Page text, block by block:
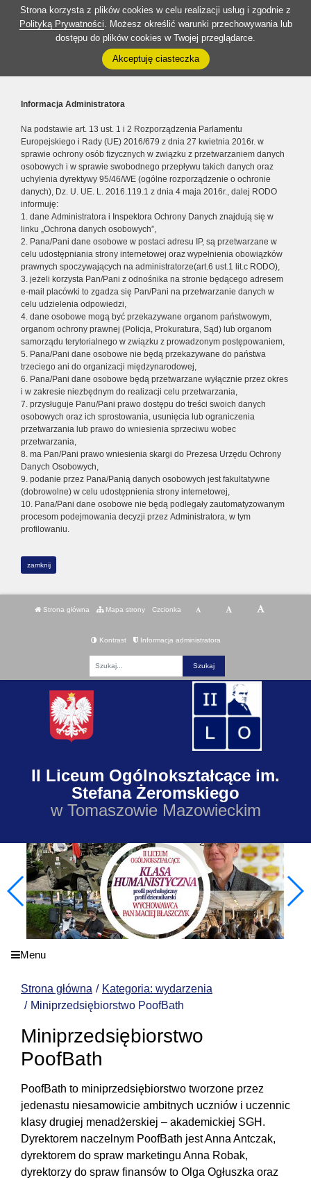
Strona korzysta z plików cookies w celu realizacji usług i zgodnie z
Polityką Prywatności. Możesz określić warunki przechowywania lub
dostępu do plików cookies w Twojej przeglądarce.
Akceptuję ciasteczka
Informacja Administratora
Na podstawie art. 13 ust. 1 i 2 Rozporządzenia Parlamentu
Europejskiego i Rady (UE) 2016/679 z dnia 27 kwietnia 2016r. w
sprawie ochrony osób fizycznych w związku z przetwarzaniem danych
osobowych i w sprawie swobodnego przepływu takich danych oraz
uchylenia dyrektywy 95/46/WE (ogólne rozporządzenie o ochronie
danych), Dz. U. UE. L. 2016.119.1 z dnia 4 maja 2016r., dalej RODO
informuję:
1. dane Administratora i Inspektora Ochrony Danych znajdują się w
linku „Ochrona danych osobowych”,
2. Pana/Pani dane osobowe w postaci adresu IP, są przetwarzane w
celu udostępniania strony internetowej oraz wypełnienia obowiązków
prawnych spoczywających na administratorze(art.6 ust.1 lit.c RODO),
3. jeżeli korzysta Pan/Pani z odnośnika na stronie będącego adresem
e-mail placówki to zgadza się Pan/Pani na przetwarzanie danych w
celu udzielenia odpowiedzi,
4. dane osobowe mogą być przekazywane organom państwowym,
organom ochrony prawnej (Policja, Prokuratura, Sąd) lub organom
samorządu terytorialnego w związku z prowadzonym postępowaniem,
5. Pana/Pani dane osobowe nie będą przekazywane do państwa
trzeciego ani do organizacji międzynarodowej,
6. Pana/Pani dane osobowe będą przetwarzane wyłącznie przez okres
i w zakresie niezbędnym do realizacji celu przetwarzania,
7. przysługuje Panu/Pani prawo dostępu do treści swoich danych
osobowych oraz ich sprostowania, usunięcia lub ograniczenia
przetwarzania lub prawo do wniesienia sprzeciwu wobec
przetwarzania,
8. ma Pan/Pani prawo wniesienia skargi do Prezesa Urzędu Ochrony
Danych Osobowych,
9. podanie przez Pana/Panią danych osobowych jest fakultatywne
(dobrowolne) w celu udostępnienia strony internetowej,
10. Pana/Pani dane osobowe nie będą podlegały zautomatyzowanym
procesom podejmowania decyzji przez Administratora, w tym
profilowaniu.
zamknij
Strona główna Mapa strony Czcionka
Kontrast Informacja administratora
II Liceum Ogólnokształcące im.
Stefana Żeromskiego
w Tomaszowie Mazowieckim
Menu
Strona główna
Kategoria: wydarzenia
Miniprzedsiębiorstwo PoofBath
Miniprzedsiębiorstwo
PoofBath
PoofBath to miniprzedsiębiorstwo tworzone przez
jedenastu niesamowicie ambitnych uczniów i uczennic
klasy drugiej menadżerskiej – akademickiej SGH.
Dyrektorem naczelnym PoofBath jest Anna Antczak,
dyrektorem do spraw marketingu Anna Robak,
dyrektorzy do spraw finansów to Olga Ogłuszka oraz